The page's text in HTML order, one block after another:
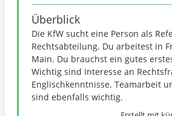
Überblick
Die KfW sucht eine Person als
Rechtsabteilung. Du arbeitest in
Main. Du brauchst ein gutes
Wichtig sind Interesse an
Englischkenntnisse. Teamarbeit
sind ebenfalls wichtig.